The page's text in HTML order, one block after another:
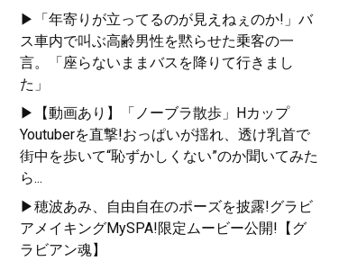
▶「年寄りが立ってるのが見えねぇのか!」バ
ス車内で叫ぶ高齢男性を黙らせた乗客の一
言。「座らないままバスを降りて行きまし
た」
▶【動画あり】「ノーブラ散歩」Hカップ
Youtuberを直撃!おっぱいが揺れ、透け乳首で
街中を歩いて“恥ずかしくない”のか聞いてみた
ら...
▶穂波あみ、自由自在のポーズを披露!グラビ
アメイキングMySPA!限定ムービー公開!【グ
ラビアン魂】